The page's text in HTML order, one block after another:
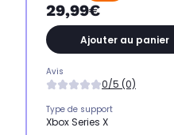
29,99€
Ajouter au panier
Avis
0/5 (0)
Type de support
Xbox Series X